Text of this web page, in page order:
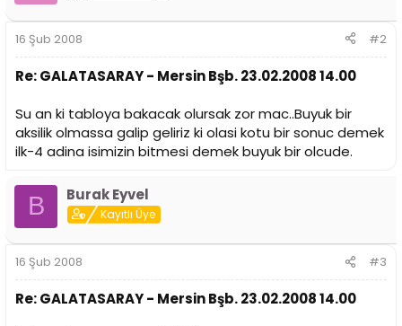
16 Şub 2008 #2
Re: GALATASARAY - Mersin Bşb. 23.02.2008 14.00
Su an ki tabloya bakacak olursak zor mac..Buyuk bir
aksilik olmassa galip geliriz ki olasi kotu bir sonuc demek
ilk-4 adina isimizin bitmesi demek buyuk bir olcude.
B Burak Eyvel
Kayıtlı Üye
16 Şub 2008 #3
Re: GALATASARAY - Mersin Bşb. 23.02.2008 14.00